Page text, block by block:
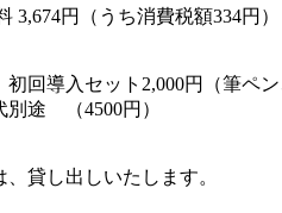
3,674円（うち消費税額334
導入セット2,000円（筆ペン
途 （4500円）
貸し出しいたします。